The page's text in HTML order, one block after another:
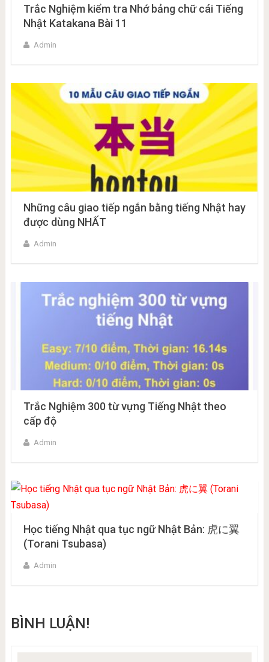
Trắc Nghiệm kiểm tra Nhớ bảng chữ cái Tiếng
Nhật Katakana Bài 11
Admin
Những câu giao tiếp ngắn bằng tiếng Nhật hay
được dùng NHẤT
Admin
Trắc Nghiệm 300 từ vựng Tiếng Nhật theo
cấp độ
Admin
Học tiếng Nhật qua tục ngữ Nhật Bản: 虎に翼
(Torani Tsubasa)
Admin
BÌNH LUẬN!